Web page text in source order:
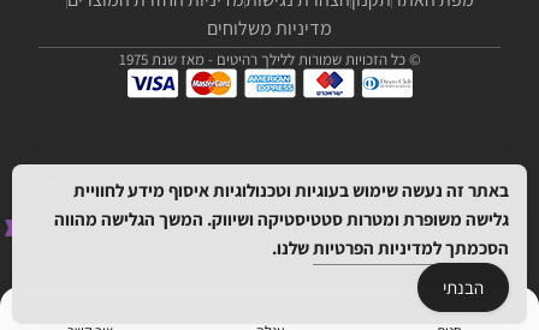
מדיניות משלוחים
© כל הזכויות שמורות ללילך רהיטים - מאז שנת 1975
באתר זה נעשה שימוש בעוגיות וטכנולוגיות איסוף מידע לחוויית
גלישה משופרת ומטרות סטטיסטיקה ושיווק. המשך הגלישה מהווה
הסכמתךלמדיניות הפרטיותשלנו.
הבנתי